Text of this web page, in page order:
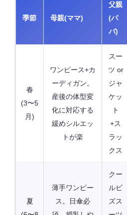
季節 母親(ママ)
父親
(パ
パ)
春
(3〜5
月)
ワンピース+カ
ーディガン。
産後の体型変
化に対応する
緩めシルエッ
トが楽
スー
ツ or
ジャ
ケッ
ト
+ス
ラッ
クス
夏
薄手ワンピー
ス。日傘必
クー
ルビ
ズス